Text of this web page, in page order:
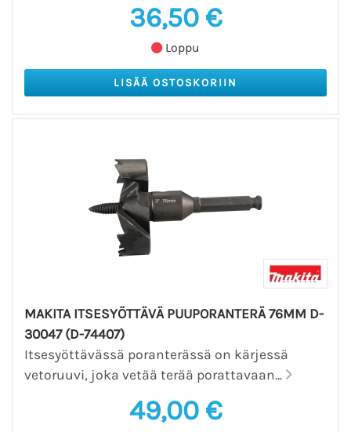
36,50 €
Loppu
MAKITA ITSESYÖTTÄVÄ PUUPORANTERÄ 76MM D-
30047 (D-74407)
Itsesyöttävässä poranterässä on kärjessä
vetoruuvi, joka vetää terää porattavaan...
49,00 €